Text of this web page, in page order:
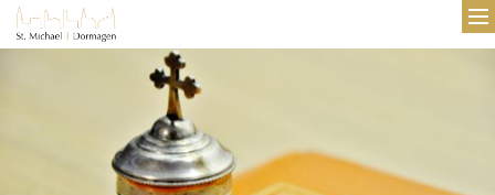
Zum Inhalt springen